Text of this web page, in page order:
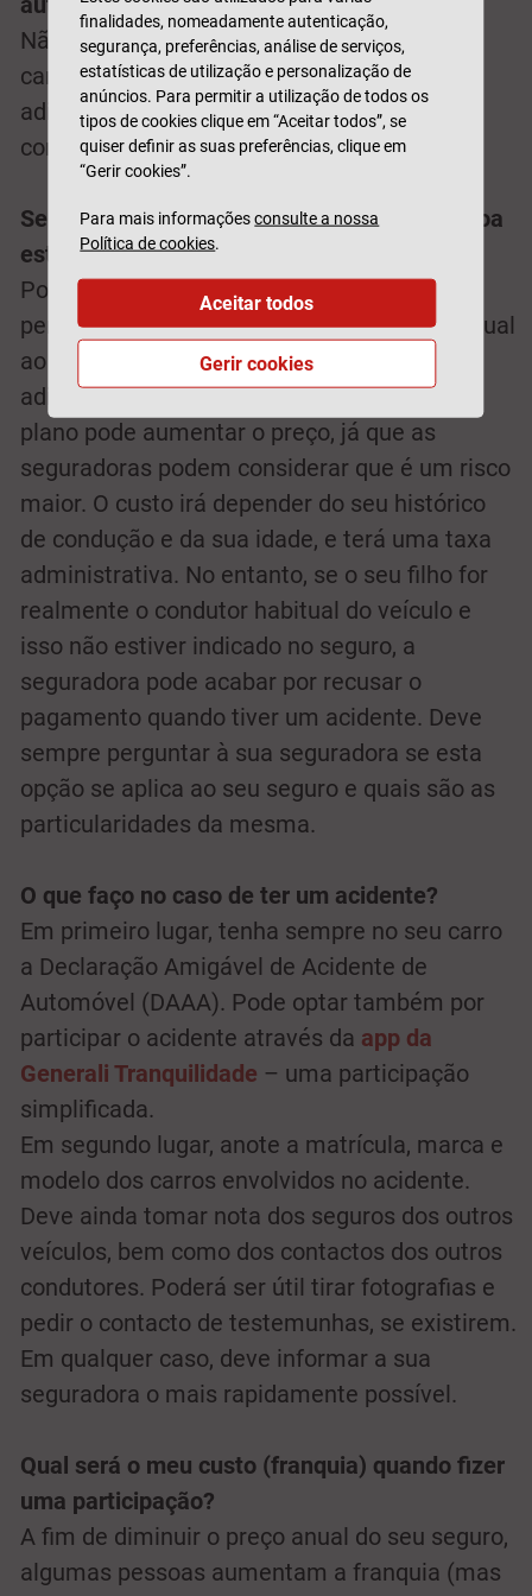
Não. Caso planeie conduzir regularmente o
carro de outra pessoa, deve considerar ser
adicionado ao seguro dessa pessoa como
condutor habitual.
Se alguém conduzir o meu carro, essa pessoa
estará coberta pelo meu seguro?
Pode adicionar o seu filho temporária ou
permanentemente como um condutor habitual
ao seu seguro, por exemplo. Por vezes,
adicionar um condutor inexperiente ao seu
plano pode aumentar o preço, já que as
seguradoras podem considerar que é um risco
maior. O custo irá depender do seu histórico
de condução e da sua idade, e terá uma taxa
administrativa. No entanto, se o seu filho for
realmente o condutor habitual do veículo e
isso não estiver indicado no seguro, a
seguradora pode acabar por recusar o
pagamento quando tiver um acidente. Deve
sempre perguntar à sua seguradora se esta
opção se aplica ao seu seguro e quais são as
particularidades da mesma.
O que faço no caso de ter um acidente?
Em primeiro lugar, tenha sempre no seu carro
a Declaração Amigável de Acidente de
Automóvel (DAAA). Pode optar também por
participar o acidente através da app da
Generali Tranquilidade – uma participação
simplificada.
Em segundo lugar, anote a matrícula, marca e
modelo dos carros envolvidos no acidente.
Deve ainda tomar nota dos seguros dos outros
veículos, bem como dos contactos dos outros
condutores. Poderá ser útil tirar fotografias e
pedir o contacto de testemunhas, se existirem.
Em qualquer caso, deve informar a sua
seguradora o mais rapidamente possível.
Qual será o meu custo (franquia) quando fizer
uma participação?
A fim de diminuir o preço anual do seu seguro,
algumas pessoas aumentam a franquia (mas
finalidades, nomeadamente autenticação,
segurança, preferências, análise de serviços,
estatísticas de utilização e personalização de
anúncios. Para permitir a utilização de todos os
tipos de cookies clique em “Aceitar todos”, se
quiser definir as suas preferências, clique em
“Gerir cookies”.
Para mais informaçõesconsulte a nossa
Política de cookies.
Gerir cookies
Aceitar todos